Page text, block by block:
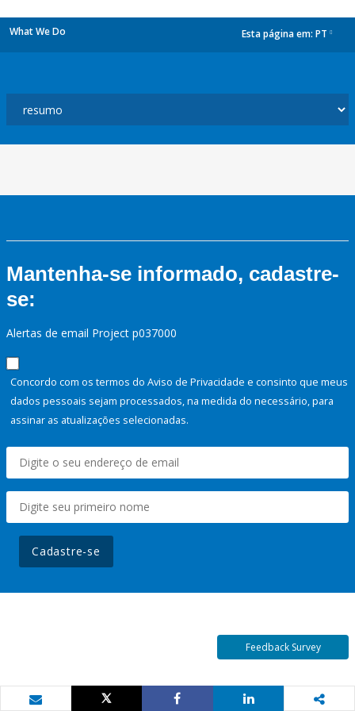
What We Do Esta página em: PT
Mantenha-se informado, cadastre-
se:
Alertas de email Project p037000
Concordo com os termos do Aviso de Privacidade e consinto que meus
dados pessoais sejam processados, na medida do necessário, para
assinar as atualizações selecionadas.
Cadastre-se
Feedback Survey